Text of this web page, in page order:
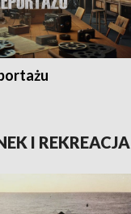
I REKREACJA